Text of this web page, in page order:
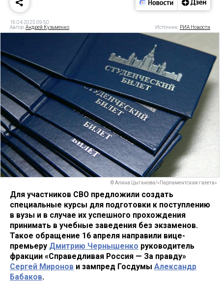
16.04.2025 09:50
Автор:Андрей Кузьменко Источник: РИА Новости
© Алина Цыганова/«Парламентская газета»
Для участников СВО предложили создать
специальные курсы для подготовки к поступлению
в вузы и в случае их успешного прохождения
принимать в учебные заведения без экзаменов.
Такое обращение 16 апреля направили вице-
премьеру Дмитрию Чернышенко руководитель
фракции «Справедливая Россия — За правду»
Сергей Миронов и зампред Госдумы Александр
Бабаков.